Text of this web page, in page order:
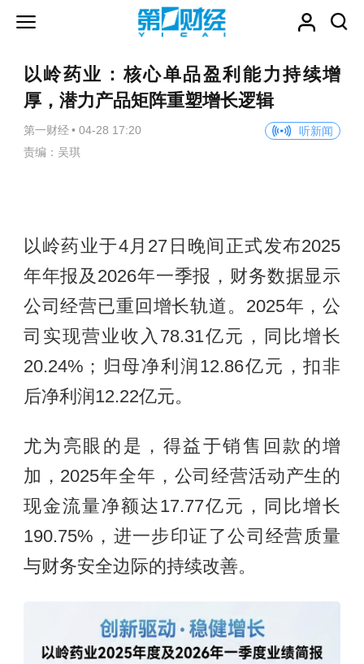
以岭药业：核心单品盈利能力持续增
厚，潜力产品矩阵重塑增长逻辑
第一财经 • 04-28 17:20
听新闻
责编：吴琪
以岭药业于4月27日晚间正式发布2025
年年报及2026年一季报，财务数据显示
公司经营已重回增长轨道。2025年，公
司实现营业收入78.31亿元，同比增长
20.24%；归母净利润12.86亿元，扣非
后净利润12.22亿元。
尤为亮眼的是，得益于销售回款的增
加，2025年全年，公司经营活动产生的
现金流量净额达17.77亿元，同比增长
190.75%，进一步印证了公司经营质量
与财务安全边际的持续改善。